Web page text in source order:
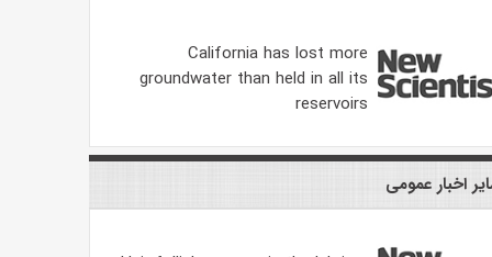
California has lost more
groundwater than held in all its
reservoirs
اخبار عمومی